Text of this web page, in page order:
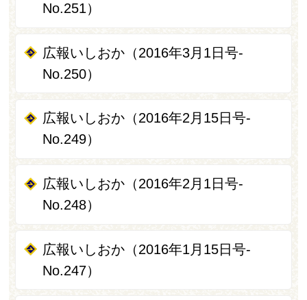
No.251）
広報いしおか（2016年3月1日号-
No.250）
広報いしおか（2016年2月15日号-
No.249）
広報いしおか（2016年2月1日号-
No.248）
広報いしおか（2016年1月15日号-
No.247）